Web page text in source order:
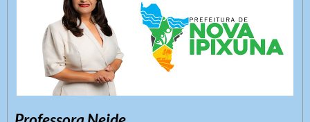
para qualquer cidadão.
Tamanho da fonte:
Fonte normal: Clique no letra
Gerenciador
Webmail
Digite apenas o "usuário" sem @dominio!